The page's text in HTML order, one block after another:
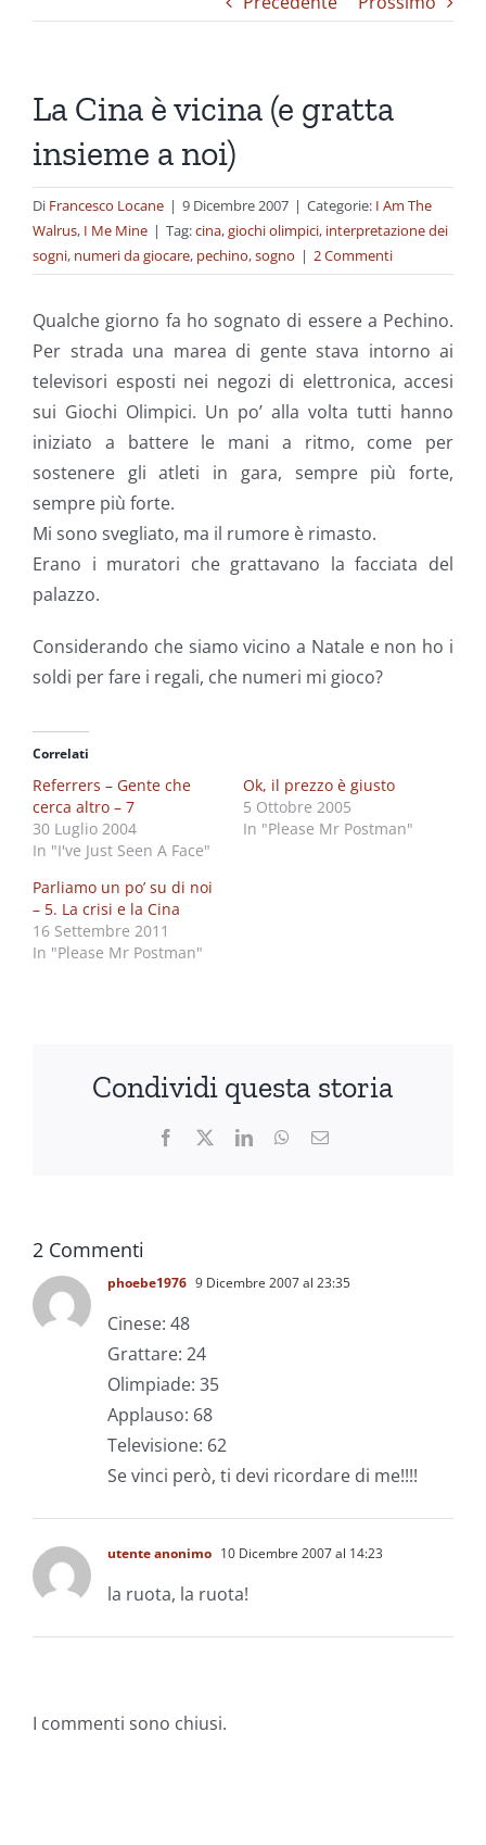
La Cina è vicina (e gratta
insieme a noi)
Di Francesco Locane | 9 Dicembre 2007 | Categorie: I Am The
Walrus, I Me Mine | Tag:cina,giochi olimpici, interpretazione dei
sogni, numeri da giocare, pechino,sogno | 2 Commenti
Qualche giorno fa ho sognato di essere a Pechino.
Per strada una marea di gente stava intorno ai
televisori esposti nei negozi di elettronica, accesi
sui Giochi Olimpici. Un po’ alla volta tutti hanno
iniziato a battere le mani a ritmo, come per
sostenere gli atleti in gara, sempre più forte,
sempre più forte.
Mi sono svegliato, ma il rumore è rimasto.
Erano i muratori che grattavano la facciata del
palazzo.
Considerando che siamo vicino a Natale e non ho i
soldi per fare i regali, che numeri mi gioco?
Correlati
Referrers – Gente che
cerca altro – 7
30 Luglio 2004
In "I've Just Seen A Face"
Ok, il prezzo è giusto
5 Ottobre 2005
In "Please Mr Postman"
Parliamo un po’ su di noi
– 5. La crisi e la Cina
16 Settembre 2011
In "Please Mr Postman"
Condividi questa storia
Facebook LinkedInWhatsApp
Email
2 Commenti
phoebe1976 9 Dicembre 2007 al 23:35
Cinese: 48
Grattare: 24
Olimpiade: 35
Applauso: 68
Televisione: 62
Se vinci però, ti devi ricordare di me!!!!
utente anonimo 10 Dicembre 2007 al 14:23
la ruota, la ruota!
I commenti sono chiusi.